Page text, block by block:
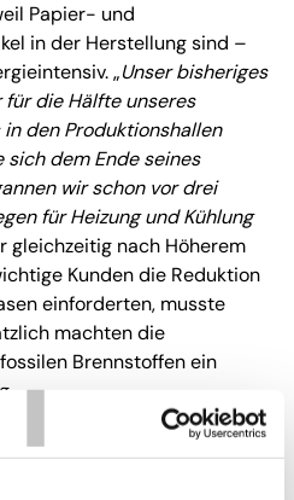
Papier- und
in der Herstellung sind –
„Unser bisheriges
die Hälfte unseres
den Produktionshallen
dem Ende seines
wir schon vor drei
für Heizung und Kühlung
gleichzeitig nach Höherem
Kunden die Reduktion
einforderten, musste
machten die
Brennstoffen ein
wir auf den Dächern unserer